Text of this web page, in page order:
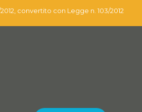
convertito con Legge n. 103/2012